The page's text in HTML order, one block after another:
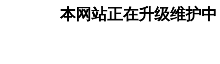
本网站正在升级维护